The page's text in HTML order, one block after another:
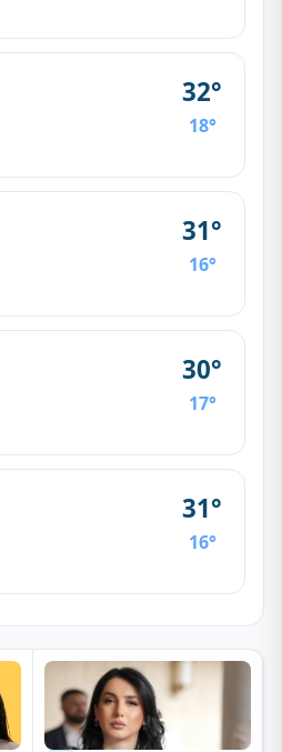
32°
18°
31°
16°
30°
17°
31°
16°